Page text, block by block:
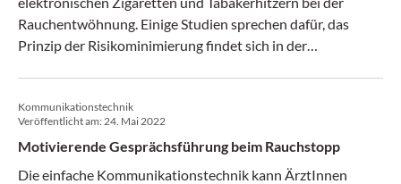
Rauchentwöhnung. Einige Studien sprechen dafür, das
Prinzip der Risikominimierung findet sich in der
Kommunikationstechnik
Veröffentlicht am:24. Mai 2022
Motivierende Gesprächsführung beim Rauchstopp
Die einfache Kommunikationstechnik kann ÄrztInnen